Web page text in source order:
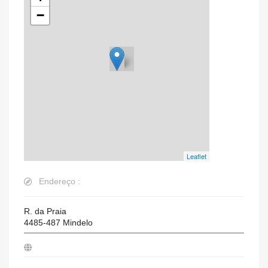
−
Leaflet
Endereço :
R. da Praia
4485-487 Mindelo